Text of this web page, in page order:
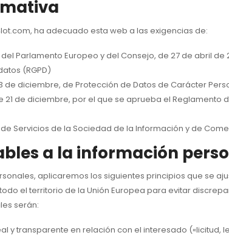
ha adecuado esta web a las exigencias de:
del Parlamento Europeo y del Consejo, de 27 de abril
(RGPD)
de diciembre, de Protección de Datos de Carácter
21 de diciembre, por el que se aprueba el
de Servicios de la Sociedad de la Información y de
a la información
aplicaremos los siguientes principios que se
el territorio de la Unión Europea para evitar
serán:
y transparente en relación con el interesado («licitud,